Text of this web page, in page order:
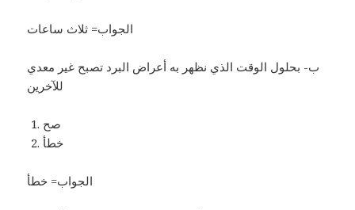
الجواب= ثلاث ساعات
ب- بحلول الوقت الذي نظهر به أعراض البرد تصبح غير معدي
للآخرين
صح
خطأ
الجواب= خطأ